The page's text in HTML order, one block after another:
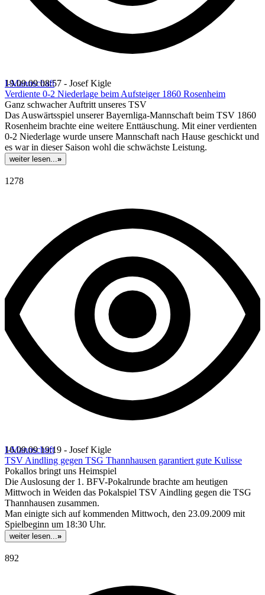
I-Mannschaft
19.09.09 08:57 - Josef Kigle
Verdiente 0-2 Niederlage beim Aufsteiger 1860 Rosenheim
Ganz schwacher Auftritt unseres TSV
Das Auswärtsspiel unserer Bayernliga-Mannschaft beim TSV 1860
Rosenheim brachte eine weitere Enttäuschung. Mit einer verdienten
0-2 Niederlage wurde unsere Mannschaft nach Hause geschickt und
es war in dieser Saison wohl die schwächste Leistung.
weiter lesen...»
1278
I-Mannschaft
16.09.09 19:19 - Josef Kigle
TSV Aindling gegen TSG Thannhausen garantiert gute Kulisse
Pokallos bringt uns Heimspiel
Die Auslosung der 1. BFV-Pokalrunde brachte am heutigen
Mittwoch in Weiden das Pokalspiel TSV Aindling gegen die TSG
Thannhausen zusammen.
Man einigte sich auf kommenden Mittwoch, den 23.09.2009 mit
Spielbeginn um 18:30 Uhr.
weiter lesen...»
892